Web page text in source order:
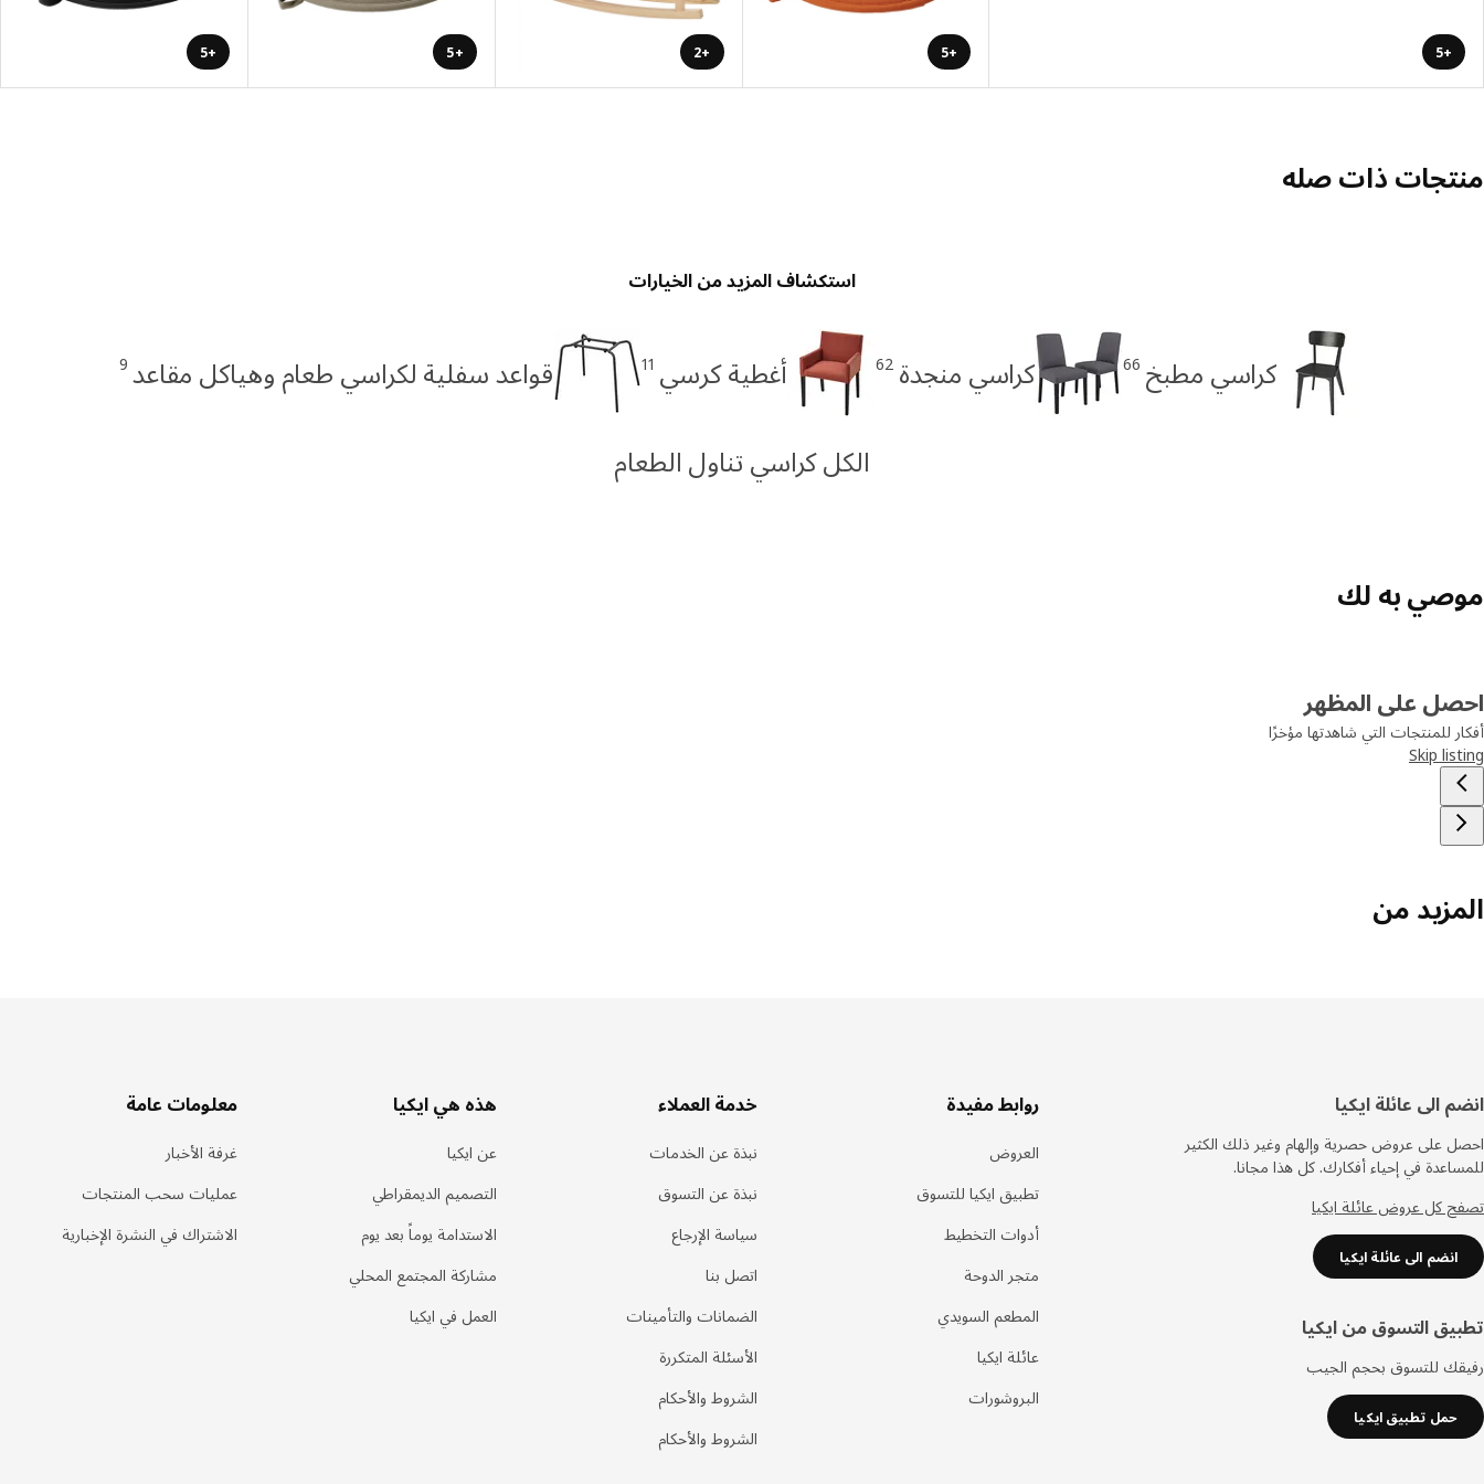
+5
+5
+2
+5
+5
منتجات ذات صله
استكشاف المزيد من الخيارات
كراسي مطبخ 66 كراسي منجدة 62 أغطية كرسي 11 قواعد سفلية لكراسي طعام وهياكل مقاعد 9
الكل كراسي تناول الطعام
موصي به لك
احصل على المظهر
أفكار للمنتجات التي شاهدتها مؤخرًا
Skip listing
المزيد من
أسفل
الصفحة
انضم الى عائلة ايكيا
احصل على عروض حصرية وإلهام وغير ذلك الكثير
للمساعدة في إحياء أفكارك. كل هذا مجانا.
تصفح كل عروض عائلة ايكيا
انضم الى عائلة ايكيا
تطبيق التسوق من ايكيا
رفيقك للتسوق بحجم الجيب
حمل تطبيق ايكيا
روابط مفيدة
العروض
تطبيق ايكيا للتسوق
أدوات التخطيط
متجر الدوحة
المطعم السويدي
عائلة ايكيا
البروشورات
خدمة العملاء
نبذة عن الخدمات
نبذة عن التسوق
سياسة الإرجاع
اتصل بنا
الضمانات والتأمينات
الأسئلة المتكررة
الشروط والأحكام
الشروط والأحكام
هذه هي ايكيا
عن ايكيا
التصميم الديمقراطي
الاستدامة يوماً بعد يوم
مشاركة المجتمع المحلي
العمل في ايكيا
معلومات عامة
غرفة الأخبار
عمليات سحب المنتجات
الاشتراك في النشرة الإخبارية